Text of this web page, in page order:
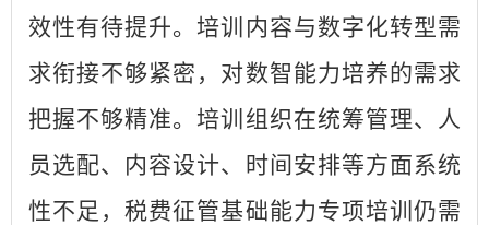
效性有待提升。培训内容与数字化转型需
求衔接不够紧密，对数智能力培养的需求
把握不够精准。培训组织在统筹管理、人
员选配、内容设计、时间安排等方面系统
性不足，税费征管基础能力专项培训仍需